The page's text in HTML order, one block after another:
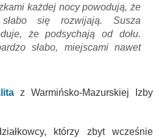
każdej nocy powodują, że
się rozwijają. Susza
że podsychają od dołu.
słabo, miejscami nawet
z Warmińsko-Mazurskiej Izby
którzy zbyt wcześnie